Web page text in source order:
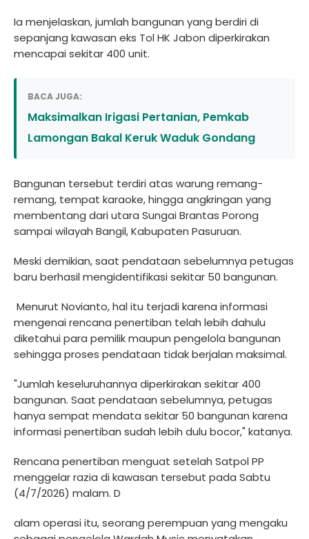
Ia menjelaskan, jumlah bangunan yang berdiri di
sepanjang kawasan eks Tol HK Jabon diperkirakan
mencapai sekitar 400 unit.
BACA JUGA:
Maksimalkan Irigasi Pertanian, Pemkab
Lamongan Bakal Keruk Waduk Gondang
Bangunan tersebut terdiri atas warung remang-
remang, tempat karaoke, hingga angkringan yang
membentang dari utara Sungai Brantas Porong
sampai wilayah Bangil, Kabupaten Pasuruan.
Meski demikian, saat pendataan sebelumnya petugas
baru berhasil mengidentifikasi sekitar 50 bangunan.
Menurut Novianto, hal itu terjadi karena informasi
mengenai rencana penertiban telah lebih dahulu
diketahui para pemilik maupun pengelola bangunan
sehingga proses pendataan tidak berjalan maksimal.
"Jumlah keseluruhannya diperkirakan sekitar 400
bangunan. Saat pendataan sebelumnya, petugas
hanya sempat mendata sekitar 50 bangunan karena
informasi penertiban sudah lebih dulu bocor," katanya.
Rencana penertiban menguat setelah Satpol PP
menggelar razia di kawasan tersebut pada Sabtu
(4/7/2026) malam. D
alam operasi itu, seorang perempuan yang mengaku